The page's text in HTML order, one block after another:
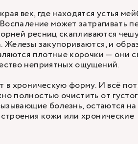
век, где находятся устья
может затрагивать
ресниц скапливаются
закупориваются, и
плотные корочки — они
неприятных ощущений.
в хроническую форму. И всё
полностью очистить от
болезнь, остаются
кожи или хронические